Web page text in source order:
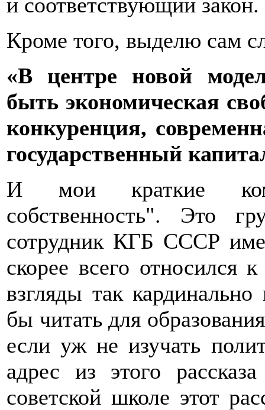
Кроме того, выделю сам
«В центре новой
быть экономическая
конкуренция,
государственный
И мои краткие
собственность". Это
сотрудник КГБ СССР
скорее всего
взгляды так
бы читать для
если уж не изучать
адрес из этого
советской школе этот